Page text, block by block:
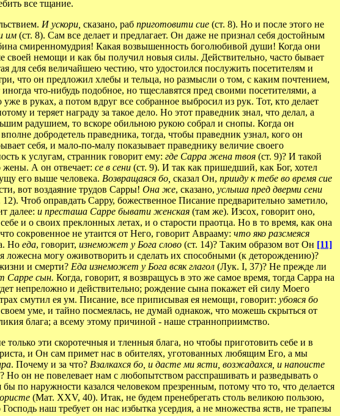
все тщание.
И ускори, сказано, раб приготовити сие (ст. 8). Но и после этого не
им (ст. 8). Сам все делает и предлагает. Он даже не признал себя достойным
смиренномудрия! Какая возвышенность боголюбивой души! Когда они
своей немощи и как бы получил новыя силы. Действительно, часто бывает
для себя величайшею честию, что удостоился послужить посетителям и
что он предложил хлебы и тельца, но размысли о том, с каким почтением,
что-нибудь подобное, но тщеславятся пред своими посетителями, а
в руках, а потом вдруг все собранное выбросил из рук. Тот, кто делает
и теряет награду за такое дело. Но этот праведник знал, что делал, а
радушием, то вскоре обильною рукою собрал и снопы. Когда он
добродетель праведника, тогда, чтобы праведник узнал, кого он
себя, и мало-по-малу показывает праведнику величие своего
к услугам, странник говорит ему: где Сарра жена твоя (ст. 9)? И такой
жены. А он отвечает: се в сени (ст. 9). И так как пришедший, как Бог, хотел
его выше человека. Возвращаяся бо, сказал Он, прииду к тебе во время сие
вот воздаяние трудов Сарры! Она же, сказано, услыша пред дверми сени
12). Чтоб оправдать Сарру, божественное Писание предварительно заметило,
далее: и престаша Сарре бывати женская (там же). Изсох, говорит оно,
и о своих преклонных летах, и о старости праотца. Но в то время, как она
сокровенное не утаится от Него, говорит Аврааму: что яко разсмеяся
Но еда, говорит, изнеможет у Бога слово (ст. 14)? Таким образом вот Он [11]
ложесна могу оживотворить и сделать их способными (к деторождению)?
и смерти? Еда изнеможет у Бога всяк глагол (Лук. I, 37)? Не прежде ли
Сарре сын. Когда, говорит, я возвращусь в это же самое время, тогда Сарра на
непреложно и действительно; рождение сына покажет ей силу Моего
смутил ея ум. Писание, все приписывая ея немощи, говорит: убояся бо
уме, и тайно посмеялась, не думай однакож, что можешь скрыться от
блага; а всему этому причиной - наше странноприимство.
эти скоротечныя и тленныя блага, но чтобы приготовить себе и в
и Он сам примет нас в обителях, уготованных любящим Его, а мы
. Почему и за что? Взалкахся бо, и дасте ми ясти, возжадахся, и напоисте
он не повелевает нам с любопытством расспрашивать и разведывать о
по наружности казался человеком презренным, потому что то, что делается
(Мат. XXV, 40). Итак, не будем пренебрегать столь великою пользою,
наш требует он нас избытка усердия, а не множества яств, не трапезы